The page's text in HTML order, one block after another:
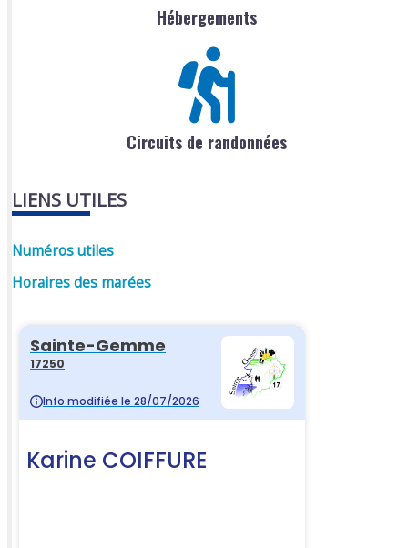
Hébergements
Circuits de randonnées
LIENS UTILES
Numéros utiles
Horaires des marées